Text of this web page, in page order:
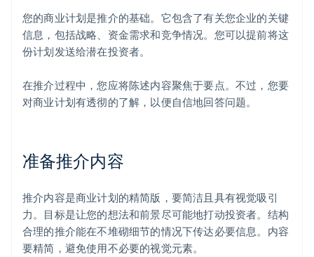
您的商业计划是推介的基础。它包含了有关您企业的关键
信息，包括战略、资金需求和竞争情况。您可以提前将这
份计划发送给潜在投资者。
在推介过程中，您应将陈述内容聚焦于要点。不过，您要
对商业计划有透彻的了解，以便自信地回答问题。
准备推介内容
推介内容是商业计划的精简版，要简洁且具有视觉吸引
力。目标是让您的想法和前景尽可能地打动投资者。结构
合理的推介能在不堆砌细节的情况下传达必要信息。内容
要精简，避免使用不必要的视觉元素。